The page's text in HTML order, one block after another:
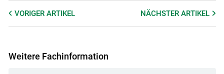
VORIGER ARTIKEL NÄCHSTERARTIKEL
Weitere Fachinformation